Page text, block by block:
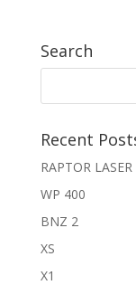
Search
Recent
RAPTOR LASER
WP 400
BNZ 2
XS
X1